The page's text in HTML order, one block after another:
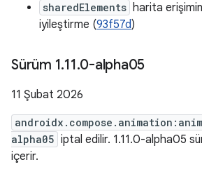
sharedElements harita
iyileştirme (93f57d)
Sürüm 1.11.0-alpha05
11 Şubat 2026
alpha05 iptal edilir. 1.11.0-alpha05
içerir.